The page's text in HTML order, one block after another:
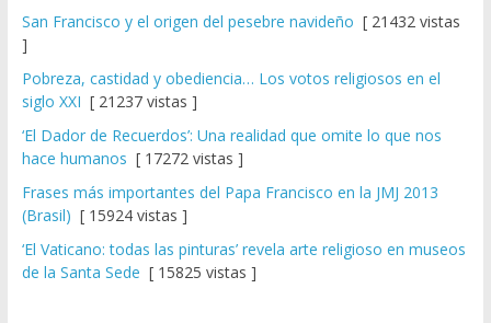
San Francisco y el origen del pesebre navideño [ 21432 vistas
]
Pobreza, castidad y obediencia… Los votos religiosos en el
siglo XXI [ 21237 vistas ]
‘El Dador de Recuerdos’: Una realidad que omite lo que nos
hace humanos [ 17272 vistas ]
Frases más importantes del Papa Francisco en la JMJ 2013
(Brasil) [ 15924 vistas ]
‘El Vaticano: todas las pinturas’ revela arte religioso en museos
de la Santa Sede [ 15825 vistas ]